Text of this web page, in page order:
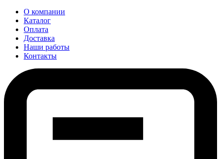
О компании
Каталог
Оплата
Доставка
Наши работы
Контакты